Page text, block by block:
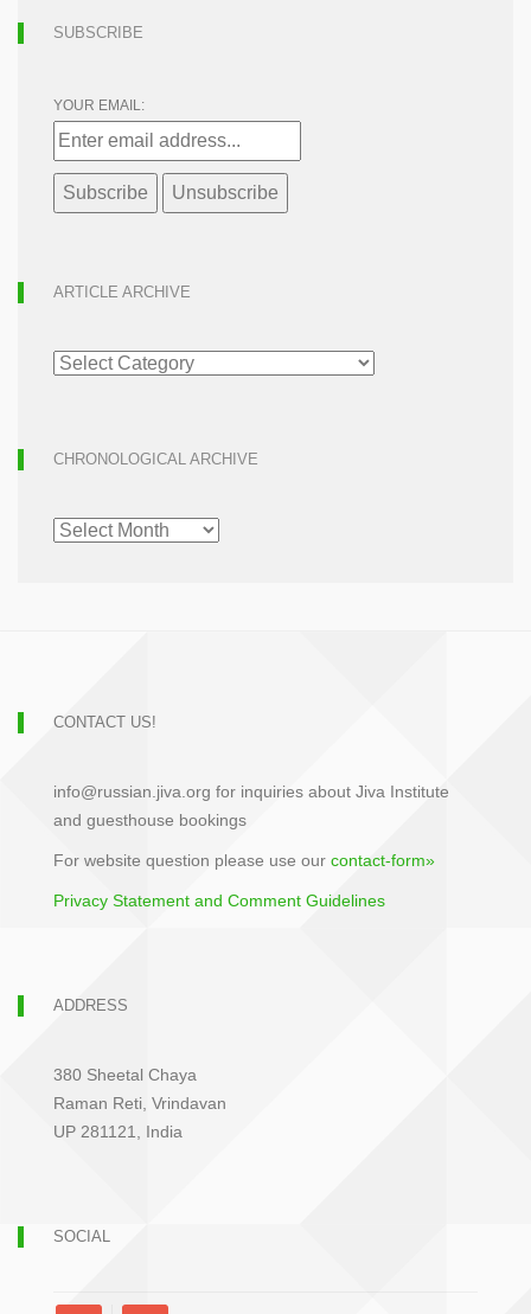
SUBSCRIBE
YOUR EMAIL:
ARTICLE ARCHIVE
ARTICLE
ARCHIVE
CHRONOLOGICAL ARCHIVE
CHRONOLOGICAL
ARCHIVE
CONTACT US!
info@russian.jiva.org for inquiries about Jiva Institute
and guesthouse bookings
For website question please use our contact-form»
Privacy Statement and Comment Guidelines
ADDRESS
380 Sheetal Chaya
Raman Reti, Vrindavan
UP 281121, India
SOCIAL